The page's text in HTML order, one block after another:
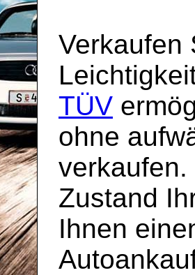
Verkaufen
TÜV
ohne
Zustand
Ihnen